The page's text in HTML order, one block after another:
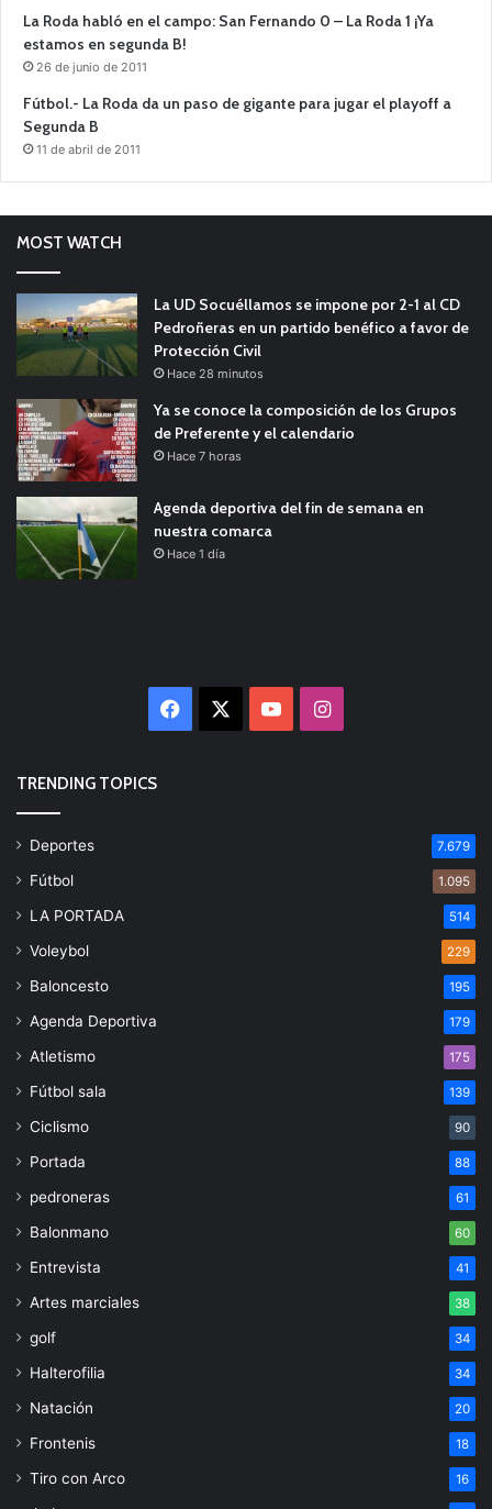
La Roda habló en el campo: San Fernando 0 – La Roda 1 ¡Ya
estamos en segunda B!
26 de junio de 2011
Fútbol.- La Roda da un paso de gigante para jugar el playoff a
Segunda B
11 de abril de 2011
MOST WATCH
La UD Socuéllamos se impone por 2-1 al CD
Pedroñeras en un partido benéfico a favor de
Protección Civil
Hace 28 minutos
Ya se conoce la composición de los Grupos
de Preferente y el calendario
Hace 7 horas
Agenda deportiva del fin de semana en
nuestra comarca
Hace 1 día
Facebook YouTubeInstagram
TRENDING TOPICS
Deportes 7.679
Fútbol 1.095
LA PORTADA 514
Voleybol 229
Baloncesto 195
Agenda Deportiva 179
Atletismo 175
Fútbol sala 139
Ciclismo 90
Portada 88
pedroneras 61
Balonmano 60
Entrevista 41
Artes marciales 38
golf 34
Halterofilia 34
Natación 20
Frontenis 18
Tiro con Arco 16